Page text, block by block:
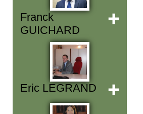
Franck
GUICHARD
Eric LEGRAND